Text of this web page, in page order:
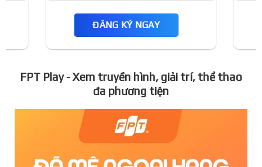
ĐĂNG KÝ NGAY
FPT Play - Xem truyền hình, giải trí, thể thao
đa phương tiện